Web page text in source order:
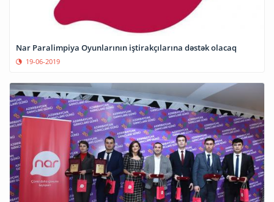
Nar Paralimpiya Oyunlarının iştirakçılarına dəstək olacaq
19-06-2019